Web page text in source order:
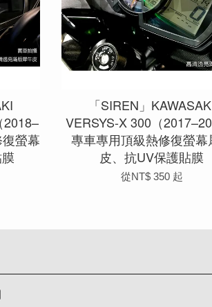
2018–
螢幕
「SIREN」
VERSYS-X 300（
專車專用頂級熱修復螢幕
皮、抗UV保護貼膜
從NT$ 350 起